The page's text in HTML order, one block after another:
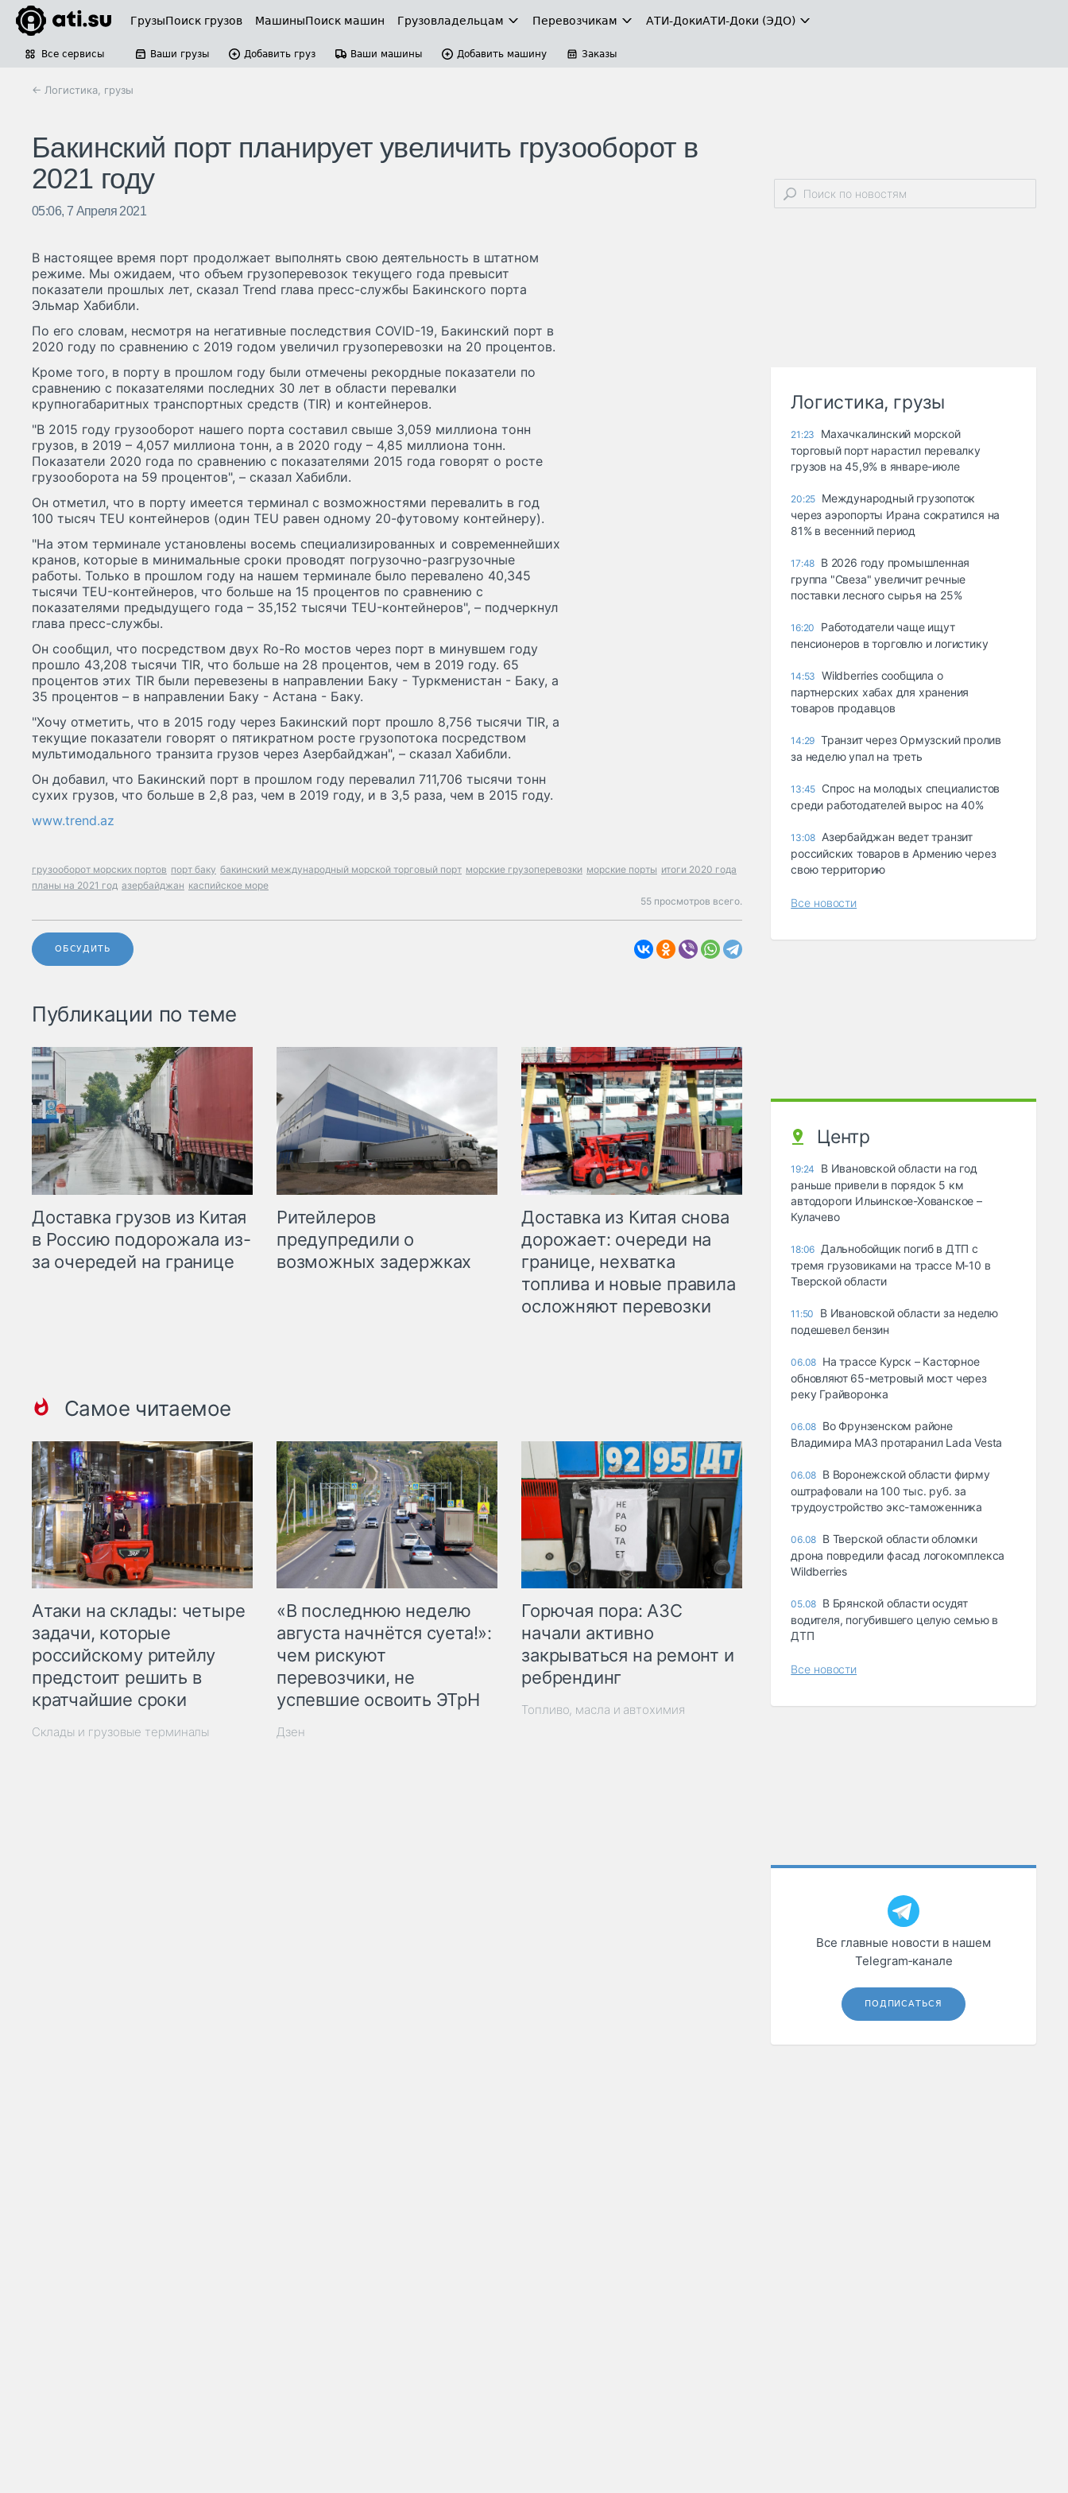
ГрузыПоиск грузов МашиныПоиск машин Грузовладельцам Перевозчикам АТИ-ДокиАТИ-Доки (ЭДО)
Все сервисы Ваши грузы Добавить груз Ваши машины Добавить машину Заказы
← Логистика, грузы
Бакинский порт планирует увеличить грузооборот в
2021 году
05:06, 7 Апреля 2021
В настоящее время порт продолжает выполнять свою деятельность в штатном
режиме. Мы ожидаем, что объем грузоперевозок текущего года превысит
показатели прошлых лет, сказал Trend глава пресс-службы Бакинского порта
Эльмар Хабибли.
По его словам, несмотря на негативные последствия COVID-19, Бакинский порт в
2020 году по сравнению с 2019 годом увеличил грузоперевозки на 20 процентов.
Кроме того, в порту в прошлом году были отмечены рекордные показатели по
сравнению с показателями последних 30 лет в области перевалки
крупногабаритных транспортных средств (TIR) и контейнеров.
"В 2015 году грузооборот нашего порта составил свыше 3,059 миллиона тонн
грузов, в 2019 – 4,057 миллиона тонн, а в 2020 году – 4,85 миллиона тонн.
Показатели 2020 года по сравнению с показателями 2015 года говорят о росте
грузооборота на 59 процентов", – сказал Хабибли.
Он отметил, что в порту имеется терминал с возможностями перевалить в год
100 тысяч TEU контейнеров (один TEU равен одному 20-футовому контейнеру).
"На этом терминале установлены восемь специализированных и современнейших
кранов, которые в минимальные сроки проводят погрузочно-разгрузочные
работы. Только в прошлом году на нашем терминале было перевалено 40,345
тысячи TEU-контейнеров, что больше на 15 процентов по сравнению с
показателями предыдущего года – 35,152 тысячи TEU-контейнеров", – подчеркнул
глава пресс-службы.
Он сообщил, что посредством двух Ro-Ro мостов через порт в минувшем году
прошло 43,208 тысячи TIR, что больше на 28 процентов, чем в 2019 году. 65
процентов этих TIR были перевезены в направлении Баку - Туркменистан - Баку, а
35 процентов – в направлении Баку - Астана - Баку.
"Хочу отметить, что в 2015 году через Бакинский порт прошло 8,756 тысячи TIR, а
текущие показатели говорят о пятикратном росте грузопотока посредством
мультимодального транзита грузов через Азербайджан", – сказал Хабибли.
Он добавил, что Бакинский порт в прошлом году перевалил 711,706 тысячи тонн
сухих грузов, что больше в 2,8 раз, чем в 2019 году, и в 3,5 раза, чем в 2015 году.
www.trend.az
грузооборот морских портов порт баку бакинский международный морской торговый порт морские грузоперевозки морские порты итоги 2020 года
планы на 2021 год азербайджан каспийское море
55 просмотров всего.
ОБСУДИТЬ
Публикации по теме
Доставка грузов из Китая
в Россию подорожала из-
за очередей на границе
Ритейлеров
предупредили о
возможных задержках
Доставка из Китая снова
дорожает: очереди на
границе, нехватка
топлива и новые правила
осложняют перевозки
Самое читаемое
Атаки на склады: четыре
задачи, которые
российскому ритейлу
предстоит решить в
кратчайшие сроки
Склады и грузовые терминалы
«В последнюю неделю
августа начнётся суета!»:
чем рискуют
перевозчики, не
успевшие освоить ЭТрН
Дзен
Горючая пора: АЗС
начали активно
закрываться на ремонт и
ребрендинг
Топливо, масла и автохимия
Логистика, грузы
21:23
Махачкалинский морской
торговый порт нарастил перевалку
грузов на 45,9% в январе-июле
20:25 Международный грузопоток
через аэропорты Ирана сократился на
81% в весенний период
17:48 В 2026 году промышленная
группа "Свеза" увеличит речные
поставки лесного сырья на 25%
16:20
Работодатели чаще ищут
пенсионеров в торговлю и логистику
14:53
Wildberries сообщила о
партнерских хабах для хранения
товаров продавцов
14:29 Транзит через Ормузский пролив
за неделю упал на треть
13:45 Спрос на молодых специалистов
среди работодателей вырос на 40%
13:08 Азербайджан ведет транзит
российских товаров в Армению через
свою территорию
Все новости
Центр
19:24
В Ивановской области на год
раньше привели в порядок 5 км
автодороги Ильинское-Хованское –
Кулачево
18:06 Дальнобойщик погиб в ДТП с
тремя грузовиками на трассе М-10 в
Тверской области
11:50
В Ивановской области за неделю
подешевел бензин
06.08 На трассе Курск – Касторное
обновляют 65-метровый мост через
реку Грайворонка
06.08 Во Фрунзенском районе
Владимира МАЗ протаранил Lada Vesta
06.08 В Воронежской области фирму
оштрафовали на 100 тыс. руб. за
трудоустройство экс-таможенника
06.08 В Тверской области обломки
дрона повредили фасад логокомплекса
Wildberries
05.08 В Брянской области осудят
водителя, погубившего целую семью в
ДТП
Все новости
Все главные новости в нашем
Telegram‑канале
ПОДПИСАТЬСЯ